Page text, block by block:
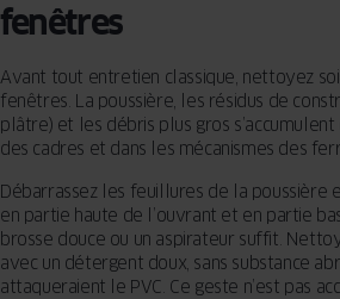
fenêtres
Avant tout entretien classique, nettoyez
fenêtres. La poussière, les résidus de
plâtre) et les débris plus gros s’accumulent
des cadres et dans les mécanismes des
Débarrassez les feuillures de la poussière
en partie haute de l’ouvrant et en partie
brosse douce ou un aspirateur suffit.
avec un détergent doux, sans substance
attaqueraient le PVC. Ce geste n’est pas